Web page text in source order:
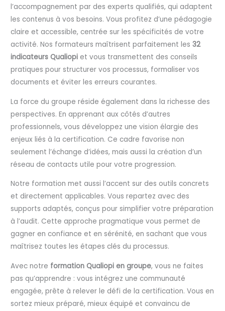
l’accompagnement par des experts qualifiés, qui adaptent
les contenus à vos besoins. Vous profitez d’une pédagogie
claire et accessible, centrée sur les spécificités de votre
activité. Nos formateurs maîtrisent parfaitement les32
indicateurs Qualiopi et vous transmettent des conseils
pratiques pour structurer vos processus, formaliser vos
documents et éviter les erreurs courantes.
La force du groupe réside également dans la richesse des
perspectives. En apprenant aux côtés d’autres
professionnels, vous développez une vision élargie des
enjeux liés à la certification. Ce cadre favorise non
seulement l’échange d’idées, mais aussi la création d’un
réseau de contacts utile pour votre progression.
Notre formation met aussi l’accent sur des outils concrets
et directement applicables. Vous repartez avec des
supports adaptés, conçus pour simplifier votre préparation
à l’audit. Cette approche pragmatique vous permet de
gagner en confiance et en sérénité, en sachant que vous
maîtrisez toutes les étapes clés du processus.
Avec notre formation Qualiopi en groupe, vous ne faites
pas qu’apprendre : vous intégrez une communauté
engagée, prête à relever le défi de la certification. Vous en
sortez mieux préparé, mieux équipé et convaincu de